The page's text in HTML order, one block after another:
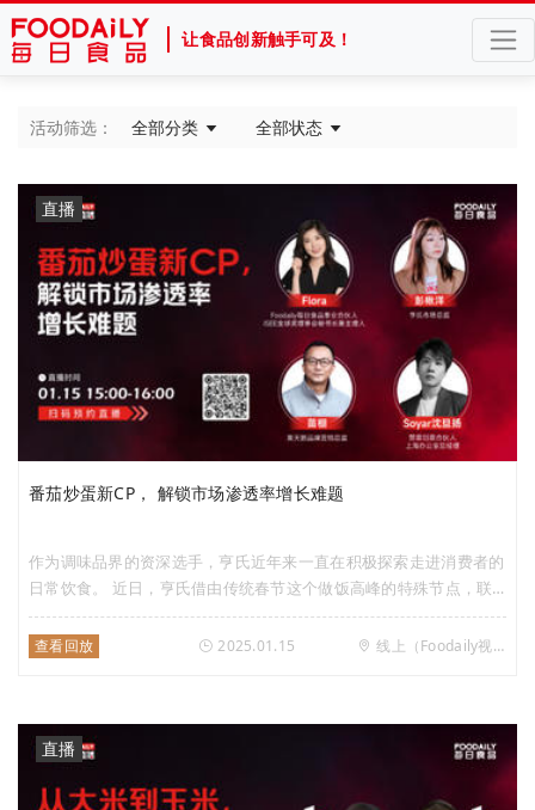
让食品创新触手可及！
活动筛选： 全部分类 全部状态
直播
番茄炒蛋新CP， 解锁市场渗透率增长难题
作为调味品界的资深选手，亨氏近年来一直在积极探索走进消费者的
日常饮食。 近日，亨氏借由传统春节这个做饭高峰的特殊节点，联
合黄天鹅鸡蛋一起推动征集“番茄炒蛋的故事”，利用鸡蛋作为创新媒
介，将消费者们的独特故事印在黄天鹅鸡蛋上，在盒马门店进行销
景营销带来什么新的启示？ 1月15日下午15:00，Foodaily每日食品
邀请到了亨氏市场总监 彭楸洋，黄天鹅品牌营销总监 苗棚，赞意创
意合伙人 上海办公室总经理 Soyar沈旦扬，一起来分享他们“番茄炒
蛋”合作背后的故事。
查看回放 2025.01.15 线上（Foodaily视频号）
直播